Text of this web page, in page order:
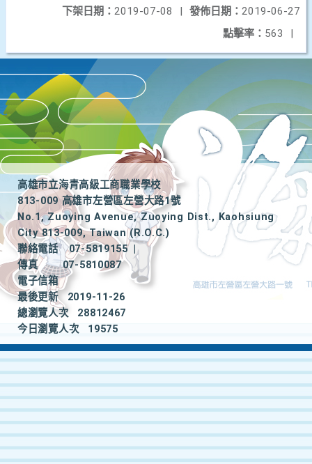
發佈日期： 2019-06-27
下架日期： 2019-07-08
|
點擊率： 563 |
高雄市立海青高級工商職業學校
813-009 高雄市左營區左營大路1號
No.1, Zuoying Avenue, Zuoying Dist., Kaohsiung
City 813-009, Taiwan (R.O.C.)
聯絡電話
07-5819155
|
傳真
07-5810087
電子信箱
最後更新
2019-11-26
總瀏覽人次
28812467
今日瀏覽人次
19575